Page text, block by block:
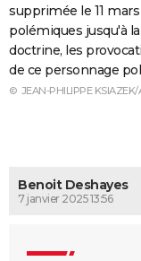
Destinations
City break
Voyage nature
Voyage de noces
Forum
Climat
+PHOTO
GUIDES D'ACHAT
BONS PLANS
Dictionnaire
Biographies
Citations
Expressions
Proverbes
PROGRAMME TV
supprimée le 11
polémiques jusqu'à
doctrine, les
de ce personnage
© JEAN-PHILIPPE KSIAZEK/
Benoit Deshayes
7 janvier 2025 13:56